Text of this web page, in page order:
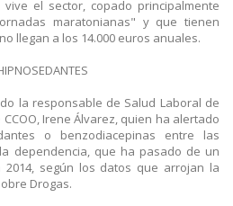
el sector, copado principalmente
maratonianas" y que tienen
llegan a los 14.000 euros anuales.
la responsable de Salud Laboral de
Irene Álvarez, quien ha alertado
o benzodiacepinas entre las
dependencia, que ha pasado de un
2014, según los datos que arrojan la
Drogas.